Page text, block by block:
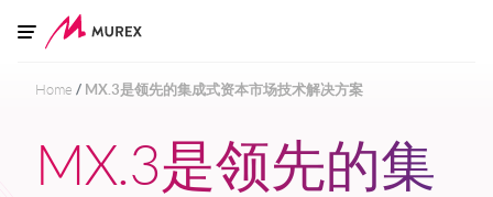
Home MX.3是领先的集成式资本市场技术解决方案
MX.3是领先的集